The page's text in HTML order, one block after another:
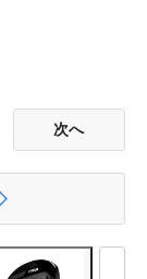
次へ